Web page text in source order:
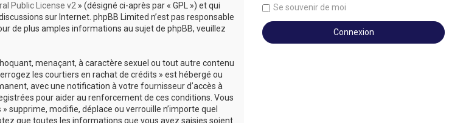
Public License v2 » (désigné ci-après par « GPL ») et qui
sur Internet. phpBB Limited n’est pas responsable
de plus amples informations au sujet de phpBB, veuillez
menaçant, à caractère sexuel ou tout autre contenu
les courtiers en rachat de crédits » est hébergé ou
avec une notification à votre fournisseur d’accès à
pour aider au renforcement de ces conditions. Vous
supprime, modifie, déplace ou verrouille n’importe quel
que toutes les informations que vous avez saisies soient
Se souvenir de moi